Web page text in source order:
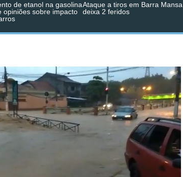
de etanol na gasolina
opiniões sobre impacto
Ataque a tiros em Barra Mansa
deixa 2 feridos